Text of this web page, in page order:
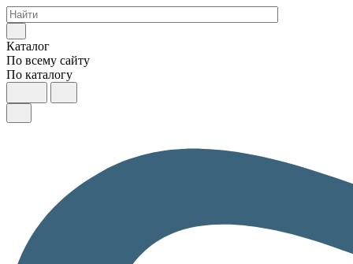
Каталог
По всему сайту
По каталогу